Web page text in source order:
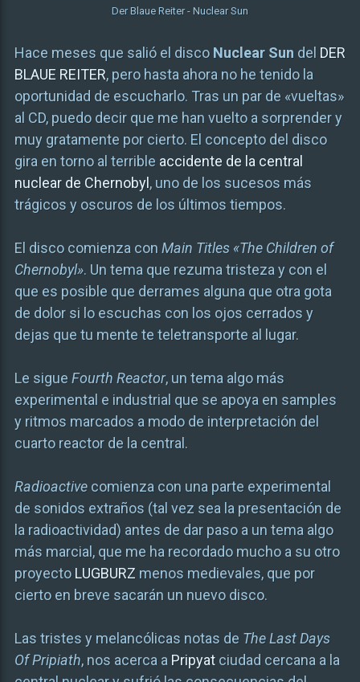
Der Blaue Reiter - Nuclear Sun
Hace meses que salió el disco Nuclear Sun del DER
BLAUE REITER, pero hasta ahora no he tenido la
oportunidad de escucharlo. Tras un par de «vueltas»
al CD, puedo decir que me han vuelto a sorprender y
muy gratamente por cierto. El concepto del disco
gira en torno al terrible accidente de la central
nuclear de Chernobyl , uno de los sucesos más
trágicos y oscuros de los últimos tiempos.
El disco comienza con Main Titles «The Children of
Chernobyl». Un tema que rezuma tristeza y con el
que es posible que derrames alguna que otra gota
de dolor si lo escuchas con los ojos cerrados y
dejas que tu mente te teletransporte al lugar.
Le sigue Fourth Reactor, un tema algo más
experimental e industrial que se apoya en samples
y ritmos marcados a modo de interpretación del
cuarto reactor de la central.
Radioactivecomienza con una parte experimental
de sonidos extraños (tal vez sea la presentación de
la radioactividad) antes de dar paso a un tema algo
más marcial, que me ha recordado mucho a su otro
proyecto LUGBURZ menos medievales, que por
cierto en breve sacarán un nuevo disco.
Las tristes y melancólicas notas de The Last Days
Of Pripiath, nos acerca a Pripyatciudad cercana a la